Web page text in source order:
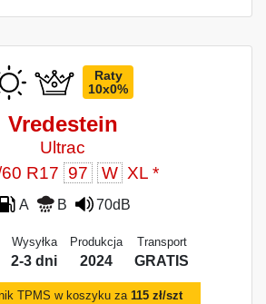
Raty
10x0%
Vredestein
Ultrac
R17 97 W XL *
A B 70dB
Wysyłka
2-3 dni
Produkcja
2024
Transport
GRATIS
TPMS w koszyku za115 zł/szt